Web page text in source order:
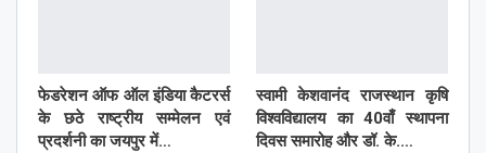
फेडरेशन ऑफ ऑल इंडिया कैटरर्स
के छठे राष्ट्रीय सम्मेलन एवं
प्रदर्शनी का जयपुर में…
स्वामी केशवानंद राजस्थान कृषि
विश्वविद्यालय का 40वाँ स्थापना
दिवस समारोह और डॉ. के.…